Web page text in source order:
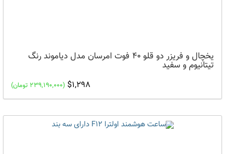
یخچال و فریزر دو قلو 40 فوت امرسان مدل دیاموند رنگ
تیتانیوم و سفید
$1,298 (239,190,000 تومان)